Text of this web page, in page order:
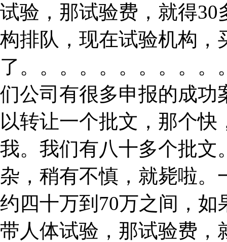
试验，那试验费，就得
构排队，现在试验机构，
了。。。。。。。。。
们公司有很多申报的成功
以转让一个批文，那个
我。我们有八十多个批文
杂，稍有不慎，就毙啦
约四十万到70万之间，
带人体试验，那试验费，